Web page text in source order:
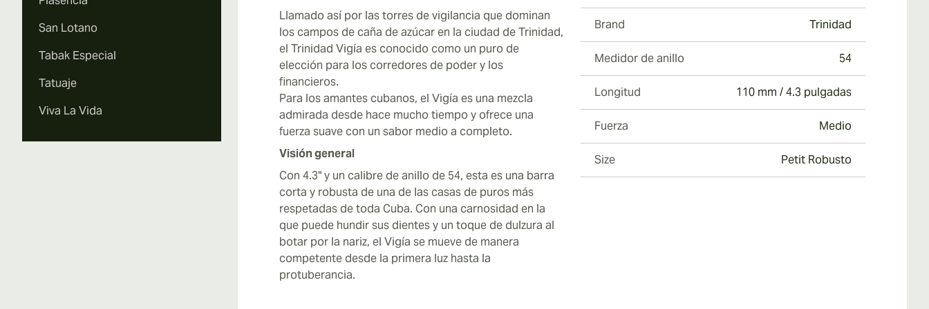
San Lotano
Tabak Especial
Tatuaje
Viva La Vida
Llamado así por las torres de vigilancia que dominan
los campos de caña de azúcar en la ciudad de Trinidad,
el Trinidad Vigía es conocido como un puro de
elección para los corredores de poder y los
financieros.
Para los amantes cubanos, el Vigía es una mezcla
admirada desde hace mucho tiempo y ofrece una
fuerza suave con un sabor medio a completo.
Visión general
Con 4.3" y un calibre de anillo de 54, esta es una barra
corta y robusta de una de las casas de puros más
respetadas de toda Cuba. Con una carnosidad en la
que puede hundir sus dientes y un toque de dulzura al
botar por la nariz, el Vigía se mueve de manera
competente desde la primera luz hasta la
protuberancia.
Brand Trinidad
Medidor de anillo 54
Longitud 110 mm / 4.3 pulgadas
Fuerza Medio
Size Petit Robusto